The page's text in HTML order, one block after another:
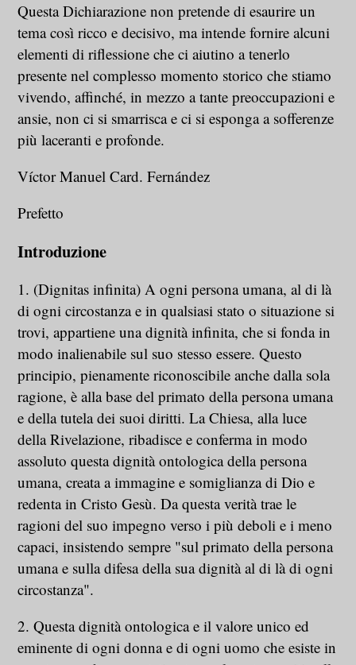
Questa Dichiarazione non pretende di esaurire un
tema così ricco e decisivo, ma intende fornire alcuni
elementi di riflessione che ci aiutino a tenerlo
presente nel complesso momento storico che stiamo
vivendo, affinché, in mezzo a tante preoccupazioni e
ansie, non ci si smarrisca e ci si esponga a sofferenze
più laceranti e profonde.
Víctor Manuel Card. Fernández
Prefetto
Introduzione
1. (Dignitas infinita) A ogni persona umana, al di là
di ogni circostanza e in qualsiasi stato o situazione si
trovi, appartiene una dignità infinita, che si fonda in
modo inalienabile sul suo stesso essere. Questo
principio, pienamente riconoscibile anche dalla sola
ragione, è alla base del primato della persona umana
e della tutela dei suoi diritti. La Chiesa, alla luce
della Rivelazione, ribadisce e conferma in modo
assoluto questa dignità ontologica della persona
umana, creata a immagine e somiglianza di Dio e
redenta in Cristo Gesù. Da questa verità trae le
ragioni del suo impegno verso i più deboli e i meno
capaci, insistendo sempre "sul primato della persona
umana e sulla difesa della sua dignità al di là di ogni
circostanza".
2. Questa dignità ontologica e il valore unico ed
eminente di ogni donna e di ogni uomo che esiste in